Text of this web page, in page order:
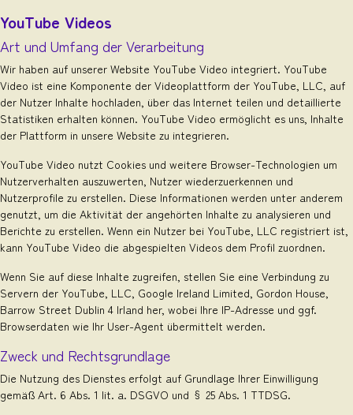
YouTube Videos
Art und Umfang der Verarbeitung
Wir haben auf unserer Website YouTube Video integriert. YouTube
Video ist eine Komponente der Videoplattform der YouTube, LLC, auf
der Nutzer Inhalte hochladen, über das Internet teilen und detaillierte
Statistiken erhalten können. YouTube Video ermöglicht es uns, Inhalte
der Plattform in unsere Website zu integrieren.
YouTube Video nutzt Cookies und weitere Browser-Technologien um
Nutzerverhalten auszuwerten, Nutzer wiederzuerkennen und
Nutzerprofile zu erstellen. Diese Informationen werden unter anderem
genutzt, um die Aktivität der angehörten Inhalte zu analysieren und
Berichte zu erstellen. Wenn ein Nutzer bei YouTube, LLC registriert ist,
kann YouTube Video die abgespielten Videos dem Profil zuordnen.
Wenn Sie auf diese Inhalte zugreifen, stellen Sie eine Verbindung zu
Servern der YouTube, LLC, Google Ireland Limited, Gordon House,
Barrow Street Dublin 4 Irland her, wobei Ihre IP-Adresse und ggf.
Browserdaten wie Ihr User-Agent übermittelt werden.
Zweck und Rechtsgrundlage
Die Nutzung des Dienstes erfolgt auf Grundlage Ihrer Einwilligung
gemäß Art. 6 Abs. 1 lit. a. DSGVO und § 25 Abs. 1 TTDSG.